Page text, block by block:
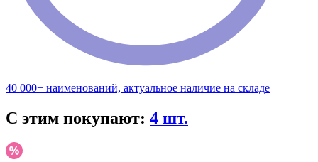
40 000+ наименований, актуальное наличие на складе
С этим покупают: 4 шт.